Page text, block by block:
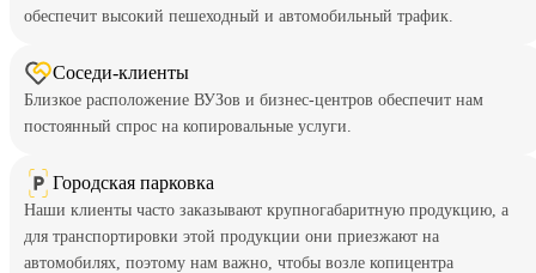
обеспечит высокий пешеходный и автомобильный трафик.
Соседи-клиенты
Близкое расположение ВУЗов и бизнес-центров обеспечит нам
постоянный спрос на копировальные услуги.
Городская парковка
Наши клиенты часто заказывают крупногабаритную продукцию, а
для транспортировки этой продукции они приезжают на
автомобилях, поэтому нам важно, чтобы возле копицентра